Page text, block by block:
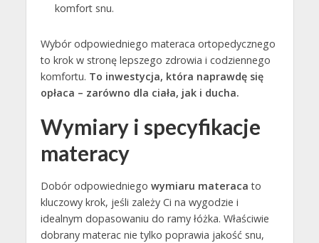
komfort snu.
Wybór odpowiedniego materaca ortopedycznego
to krok w stronę lepszego zdrowia i codziennego
komfortu. To inwestycja, która naprawdę się
opłaca – zarówno dla ciała, jak i ducha.
Wymiary i specyfikacje
materacy
Dobór odpowiedniego wymiaru materaca to
kluczowy krok, jeśli zależy Ci na wygodzie i
idealnym dopasowaniu do ramy łóżka. Właściwie
dobrany materac nie tylko poprawia jakość snu,